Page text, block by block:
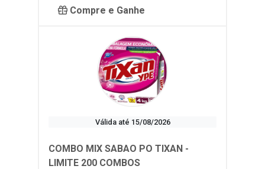
Compre e Ganhe
Válida até 15/08/2026
COMBO MIX SABAO PO TIXAN -
LIMITE 200 COMBOS